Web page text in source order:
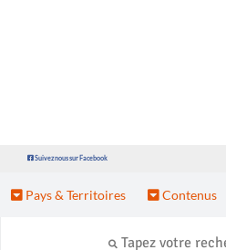
Suivez nous sur Facebook
Pays & Territoires Contenus